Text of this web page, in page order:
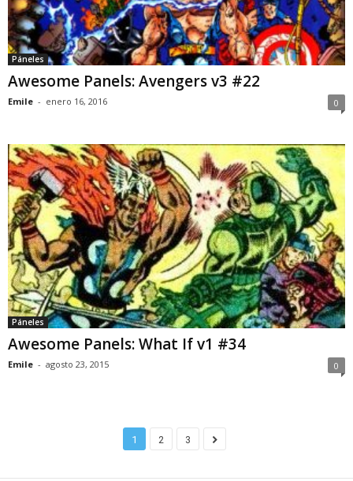
Páneles
Awesome Panels: Avengers v3 #22
Emile - enero 16, 2016 0
Páneles
Awesome Panels: What If v1 #34
Emile - agosto 23, 2015 0
1 2 3